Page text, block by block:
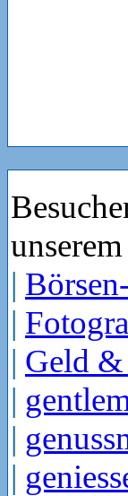
|
|
| Geld &
|
|
|